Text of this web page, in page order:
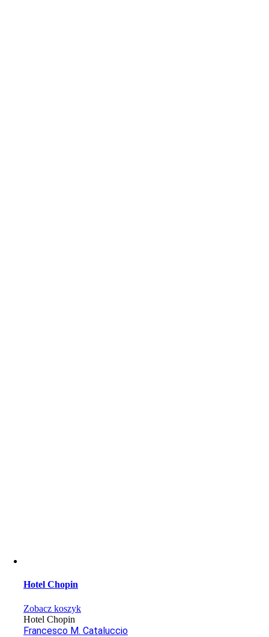
Hotel Chopin
Zobacz koszyk
Hotel Chopin
Francesco M. Cataluccio